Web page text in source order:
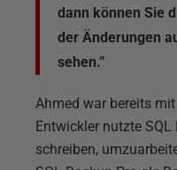
dann können Sie
der Änderungen
sehen.”
Ahmed war bereits
Entwickler nutzte SQL
schreiben,